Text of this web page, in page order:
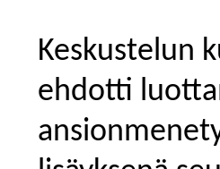
Keskustelun
ehdotti